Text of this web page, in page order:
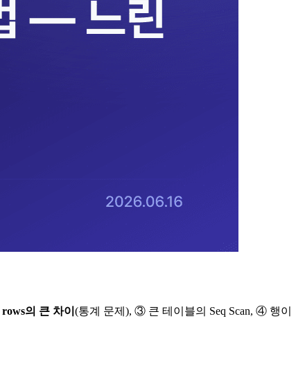
의 큰 차이 (통계 문제), ③ 큰 테이블의 Seq Scan, ④ 행이